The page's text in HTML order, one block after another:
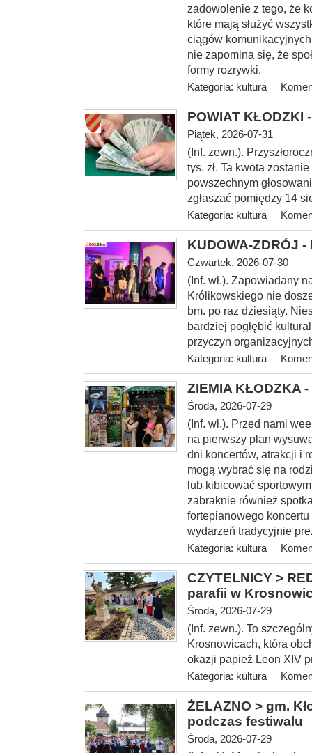
zadowolenie z tego, że
które mają służyć
ciągów
nie zapomina się, że
formy rozrywki.
Kategoria: kultura
POWIAT KŁODZKI
Piątek, 2026-07-31
(Inf. zewn.).
tys. zł. Ta kwota
powszechnym
zgłaszać pomiędzy 14
Kategoria: kultura
KUDOWA-ZDRÓJ
Czwartek, 2026-07-30
(Inf. wł.). Zapowiadany
Królikowskiego nie
bm. po raz dziesiąty.
bardziej pogłębić
przyczyn
Kategoria: kultura
ZIEMIA KŁODZKA
Środa, 2026-07-29
(Inf. wł.). Przed nami
na pierwszy plan
dni koncertów, atrakcji i
mogą wybrać się na
lub kibicować
zabraknie również
fortepianowego
wydarzeń tradycyjnie
Kategoria: kultura
CZYTELNICY >
parafii w
Środa, 2026-07-29
(Inf. zewn.). To
Krosnowicach, która
okazji papież Leon XIV
Kategoria: kultura
ŻELAZNO > gm.
podczas festiwalu
Środa, 2026-07-29